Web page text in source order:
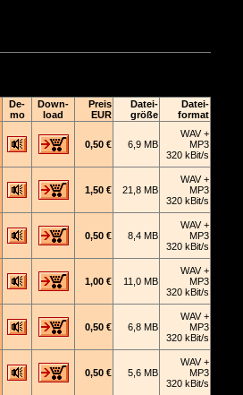
De-
mo
Down-
load
Preis
EUR
Datei-
größe
Datei-
format
0,50 € 6,9 MB
WAV +
MP3
320 kBit/s
1,50 € 21,8 MB
WAV +
MP3
320 kBit/s
0,50 € 8,4 MB
WAV +
MP3
320 kBit/s
1,00 € 11,0 MB
WAV +
MP3
320 kBit/s
0,50 € 6,8 MB
WAV +
MP3
320 kBit/s
0,50 € 5,6 MB
WAV +
MP3
320 kBit/s